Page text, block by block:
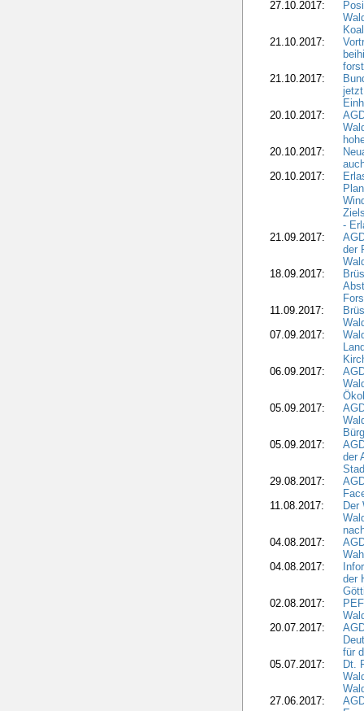
27.10.2017:
21.10.2017:
21.10.2017:
20.10.2017:
20.10.2017:
20.10.2017:
-
21.09.2017:
der
18.09.2017:
11.09.2017:
07.09.2017:
06.09.2017:
05.09.2017:
05.09.2017:
der
29.08.2017:
11.08.2017:
Der
04.08.2017:
04.08.2017:
der
02.08.2017:
20.07.2017:
für
05.07.2017:
Dt.
27.06.2017: